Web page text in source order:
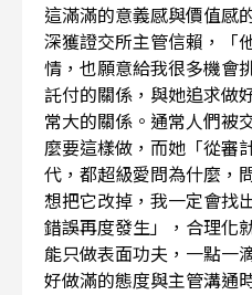
這滿滿的意義感與價值感
深獲證交所主管信賴，「
情，也願意給我很多機會
託付的關係，與她追求做
常大的關係。通常人們被
麼要這樣做，而她「從審
代，都超級愛問為什麼，
想把它改掉，我一定會找
錯誤再度發生」，合理化
能只做表面功夫，一點一
好做滿的態度與主管溝通